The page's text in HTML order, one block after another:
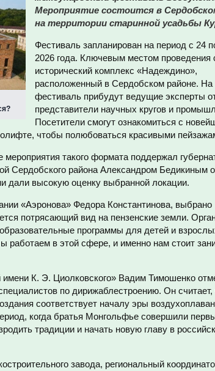
Мероприятие состоится в
на территории старинной усадьбы
Фестиваль запланирован на период с 24
2026 года. Ключевым местом проведения
исторический комплекс «Надеждино»,
расположенный в Сердобском районе. На
фестиваль прибудут ведущие эксперты
представители научных кругов и
Посетители смогут ознакомиться с
чтобы полюбоваться красивыми
мероприятия такого формата поддержал
Сердобского района Александром Бедикиным
дали высокую оценку выбранной локации.
«Аэронова» Федора Константинова, выбрано
потрясающий вид на пензенские земли.
программы для детей и
работаем в этой сфере, и именно нам стоит
К. Э. Циолковского» Вадим Тимошенко
по дирижаблестроению. Он считает,
соответствует началу эры
когда братья Монгольфье совершили
традиции и начать новую главу в
завода, региональный